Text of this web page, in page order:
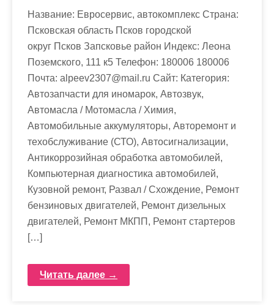
Название: Евросервис, автокомплекс Страна:
Псковская область Псков городской
округ Псков Запсковье район Индекс: Леона
Поземского, 111 к5 Телефон: 180006 180006
Почта: alpeev2307@mail.ru Cайт: Категория:
Автозапчасти для иномарок, Автозвук,
Автомасла / Мотомасла / Химия,
Автомобильные аккумуляторы, Авторемонт и
техобслуживание (СТО), Автосигнализации,
Антикоррозийная обработка автомобилей,
Компьютерная диагностика автомобилей,
Кузовной ремонт, Развал / Схождение, Ремонт
бензиновых двигателей, Ремонт дизельных
двигателей, Ремонт МКПП, Ремонт стартеров
[…]
Читать далее →